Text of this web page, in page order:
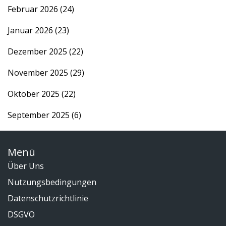
Februar 2026 (24)
Januar 2026 (23)
Dezember 2025 (22)
November 2025 (29)
Oktober 2025 (22)
September 2025 (6)
Menü
Über Uns
Nutzungsbedingungen
Datenschutzrichtlinie
DSGVO